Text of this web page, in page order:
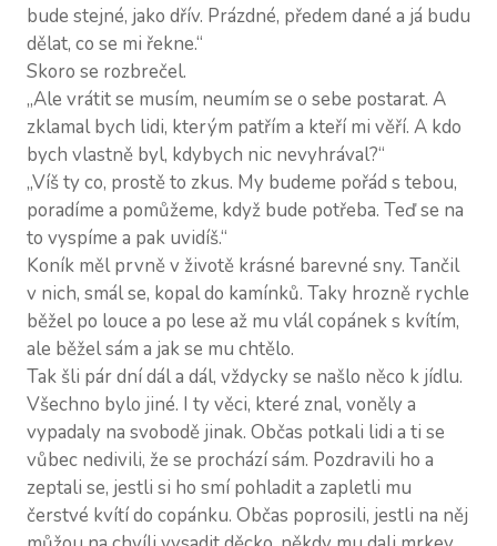
bude stejné, jako dřív. Prázdné, předem dané a já budu
dělat, co se mi řekne.“
Skoro se rozbrečel.
„Ale vrátit se musím, neumím se o sebe postarat. A
zklamal bych lidi, kterým patřím a kteří mi věří. A kdo
bych vlastně byl, kdybych nic nevyhrával?“
„Víš ty co, prostě to zkus. My budeme pořád s tebou,
poradíme a pomůžeme, když bude potřeba. Teď se na
to vyspíme a pak uvidíš.“
Koník měl prvně v životě krásné barevné sny. Tančil
v nich, smál se, kopal do kamínků. Taky hrozně rychle
běžel po louce a po lese až mu vlál copánek s kvítím,
ale běžel sám a jak se mu chtělo.
Tak šli pár dní dál a dál, vždycky se našlo něco k jídlu.
Všechno bylo jiné. I ty věci, které znal, voněly a
vypadaly na svobodě jinak. Občas potkali lidi a ti se
vůbec nedivili, že se prochází sám. Pozdravili ho a
zeptali se, jestli si ho smí pohladit a zapletli mu
čerstvé kvítí do copánku. Občas poprosili, jestli na něj